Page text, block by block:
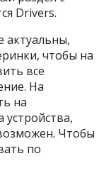
Drivers.
актуальны,
чтобы на
все
На
на
Чтобы
по